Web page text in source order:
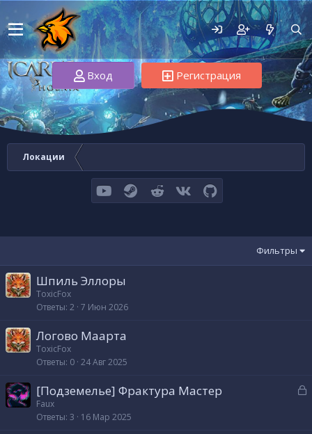
Вход Регистрация
Локации
youtubeSteamReddit VK GitHub
Фильтры
Шпиль Эллоры
ToxicFox
Ответы 2 7 Июн 2026
Логово Маарта
ToxicFox
Ответы 0 24 Авг 2025
З
[Подземелье] Фрактура Мастер
Faux
Ответы 3 16 Мар 2025